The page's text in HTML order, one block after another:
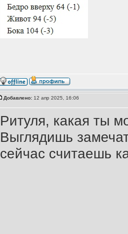
Добавлено:12 апр 2025, 16:06
Ритуля, какая ты
Выглядишь
сейчас считаешь